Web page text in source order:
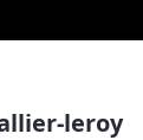
leroy